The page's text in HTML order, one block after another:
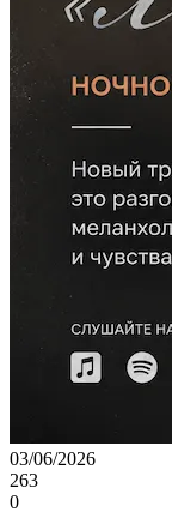
03/06/2026
263
0